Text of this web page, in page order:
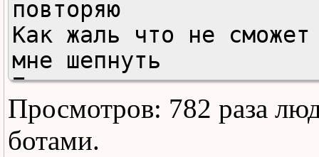
повторяю
Как жаль что не сможет
мне шепнуть
Подставив ветру лицо
Апрель Апрель
Просмотров: 782 раза
ботами.